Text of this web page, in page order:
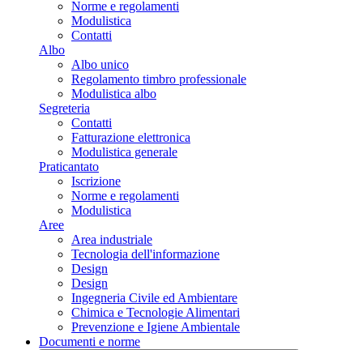
Norme e regolamenti
Modulistica
Contatti
Albo
Albo unico
Regolamento timbro professionale
Modulistica albo
Segreteria
Contatti
Fatturazione elettronica
Modulistica generale
Praticantato
Iscrizione
Norme e regolamenti
Modulistica
Aree
Area industriale
Tecnologia dell'informazione
Design
Design
Ingegneria Civile ed Ambientare
Chimica e Tecnologie Alimentari
Prevenzione e Igiene Ambientale
Documenti e norme